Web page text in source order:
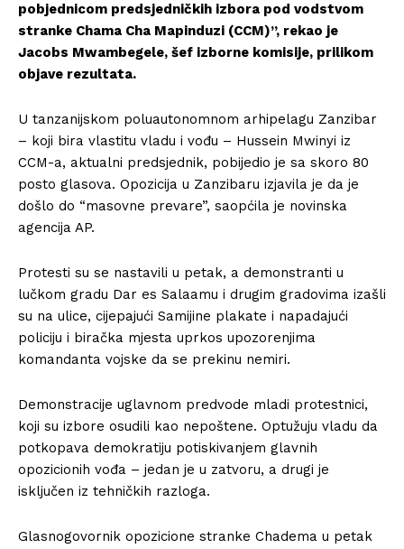
pobjednicom predsjedničkih izbora pod vodstvom
stranke Chama Cha Mapinduzi (CCM)”, rekao je
Jacobs Mwambegele, šef izborne komisije, prilikom
objave rezultata.
U tanzanijskom poluautonomnom arhipelagu Zanzibar
– koji bira vlastitu vladu i vođu – Hussein Mwinyi iz
CCM-a, aktualni predsjednik, pobijedio je sa skoro 80
posto glasova. Opozicija u Zanzibaru izjavila je da je
došlo do “masovne prevare”, saopćila je novinska
agencija AP.
Protesti su se nastavili u petak, a demonstranti u
lučkom gradu Dar es Salaamu i drugim gradovima izašli
su na ulice, cijepajući Samijine plakate i napadajući
policiju i biračka mjesta uprkos upozorenjima
komandanta vojske da se prekinu nemiri.
Demonstracije uglavnom predvode mladi protestnici,
koji su izbore osudili kao nepoštene. Optužuju vladu da
potkopava demokratiju potiskivanjem glavnih
opozicionih vođa – jedan je u zatvoru, a drugi je
isključen iz tehničkih razloga.
Glasnogovornik opozicione stranke Chadema u petak